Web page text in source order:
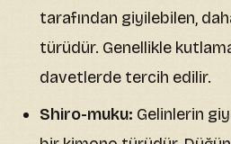
tarafından giyilebilen,
türüdür. Genellikle
davetlerde tercih edilir.
Shiro-muku: Gelinlerin